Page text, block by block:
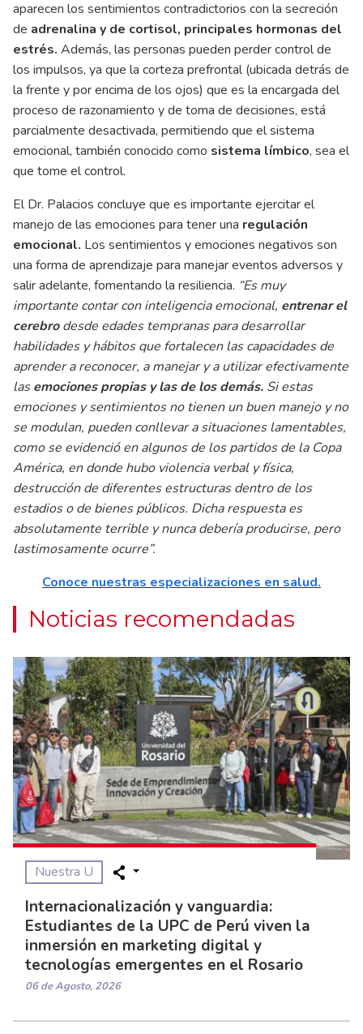
aparecen los sentimientos contradictorios con la secreción
de adrenalina y de cortisol, principales hormonas del
estrés. Además, las personas pueden perder control de
los impulsos, ya que la corteza prefrontal (ubicada detrás de
la frente y por encima de los ojos) que es la encargada del
proceso de razonamiento y de toma de decisiones, está
parcialmente desactivada, permitiendo que el sistema
emocional, también conocido como sistema límbico, sea el
que tome el control.
El Dr. Palacios concluye que es importante ejercitar el
manejo de las emociones para tener una regulación
emocional. Los sentimientos y emociones negativos son
una forma de aprendizaje para manejar eventos adversos y
salir adelante, fomentando la resiliencia. “Es muy
importante contar con inteligencia emocional, entrenar el
cerebrodesde edades tempranas para desarrollar
habilidades y hábitos que fortalecen las capacidades de
aprender a reconocer, a manejar y a utilizar efectivamente
lasemociones propias y las de los demás. Si estas
emociones y sentimientos no tienen un buen manejo y no
se modulan, pueden conllevar a situaciones lamentables,
como se evidenció en algunos de los partidos de la Copa
América, en donde hubo violencia verbal y física,
destrucción de diferentes estructuras dentro de los
estadios o de bienes públicos. Dicha respuesta es
absolutamente terrible y nunca debería producirse, pero
lastimosamente ocurre”.
Conoce nuestras especializaciones en salud.
Noticias recomendadas
Nuestra U
Internacionalización y vanguardia:
Estudiantes de la UPC de Perú viven la
inmersión en marketing digital y
tecnologías emergentes en el Rosario
06 de Agosto, 2026